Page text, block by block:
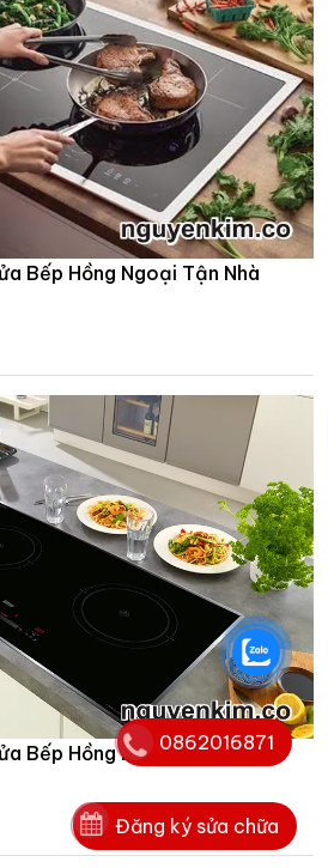
Bếp Hồng Ngoại Tận Nhà
Bếp Hồng Ngoại Tận Nhà
Đăng ký sửa chữa
0862016871